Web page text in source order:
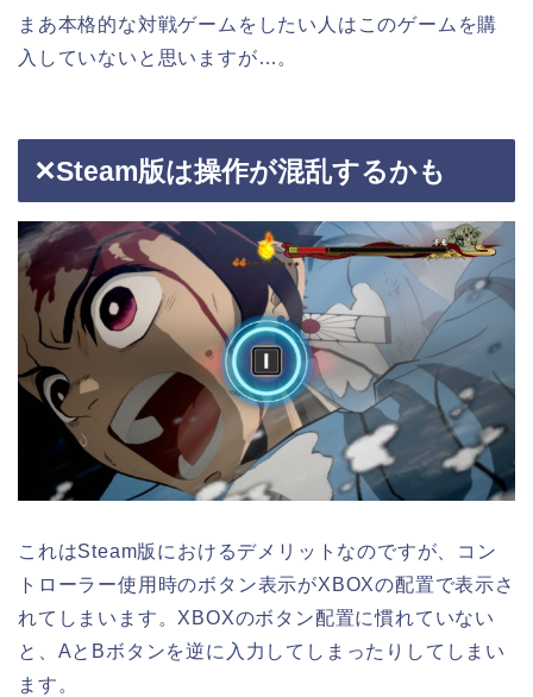
まあ本格的な対戦ゲームをしたい人はこのゲームを購
入していないと思いますが…。
✕Steam版は操作が混乱するかも
これはSteam版におけるデメリットなのですが、コン
トローラー使用時のボタン表示がXBOXの配置で表示さ
れてしまいます。XBOXのボタン配置に慣れていない
と、AとBボタンを逆に入力してしまったりしてしまい
ます。